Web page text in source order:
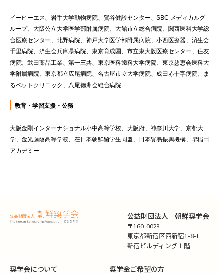
イーピーエス、岩手大学動物病院、鶯谷健診センター、SBC メディカルグ
ループ、大阪公立大学医学部附属病院、大館市立総合病院、関西医科大学総
合医療センター、北野病院、神戸大学医学部附属病院、小西医療器、済生会
千里病院、済生会兵庫県病院、東京育成園、市立東大阪医療センター、住友
病院、武田薬品工業、第一三共、東京医科歯科大学病院、東京慈恵会医科大
学附属病院、東京都立広尾病院、名古屋市立大学病院、成田赤十字病院、ま
るペットクリニック、八尾徳洲会総合病院
教育・学習支援・公務
大阪金剛インターナショナル小中高等学校、大阪府、神奈川大学、京都大
学、金光藤蔭高等学校、在日本朝鮮留学生同盟、日本貿易振興機構、早稲田
アカデミー
公益財団法人 朝鮮奨学会
〒160-0023
東京都新宿区西新宿1-8-1
新宿ビルディング１階
奨学会について 奨学金ご希望の方